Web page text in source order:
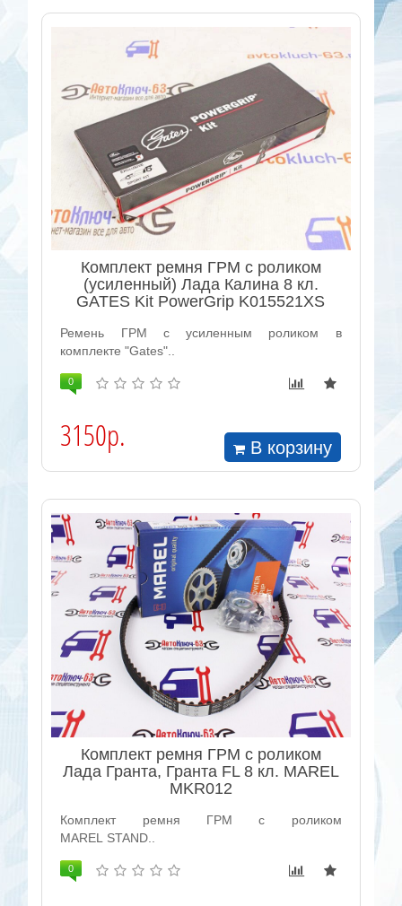
Комплект ремня ГРМ с роликом
(усиленный) Лада Калина 8 кл.
GATES Kit PowerGrip K015521XS
Ремень ГРМ с усиленным роликом в
комплекте "Gates"..
0
3150р. В корзину
Комплект ремня ГРМ с роликом
Лада Гранта, Гранта FL 8 кл. MAREL
MKR012
Комплект ремня ГРМ с роликом
MAREL STAND..
0